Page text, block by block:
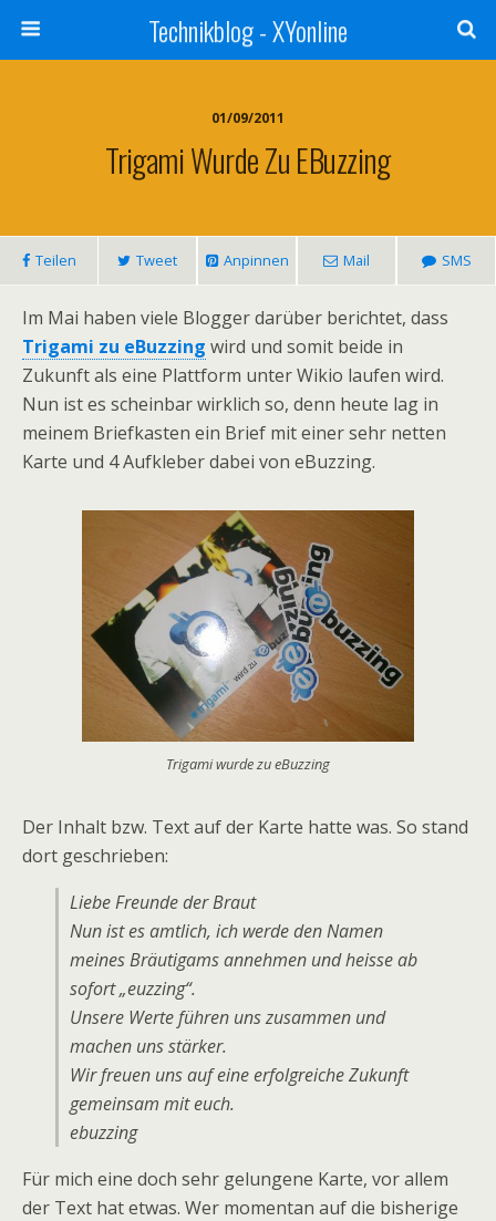
Technikblog - XYonline
01/09/2011
Trigami Wurde Zu EBuzzing
Teilen Tweet Anpinnen Mail SMS
Im Mai haben viele Blogger darüber berichtet, dass
Trigami zu eBuzzing wird und somit beide in
Zukunft als eine Plattform unter Wikio laufen wird.
Nun ist es scheinbar wirklich so, denn heute lag in
meinem Briefkasten ein Brief mit einer sehr netten
Karte und 4 Aufkleber dabei von eBuzzing.
Trigami wurde zu eBuzzing
Der Inhalt bzw. Text auf der Karte hatte was. So stand
dort geschrieben:
Liebe Freunde der Braut
Nun ist es amtlich, ich werde den Namen
meines Bräutigams annehmen und heisse ab
sofort „euzzing“.
Unsere Werte führen uns zusammen und
machen uns stärker.
Wir freuen uns auf eine erfolgreiche Zukunft
gemeinsam mit euch.
ebuzzing
Für mich eine doch sehr gelungene Karte, vor allem
der Text hat etwas. Wer momentan auf die bisherige